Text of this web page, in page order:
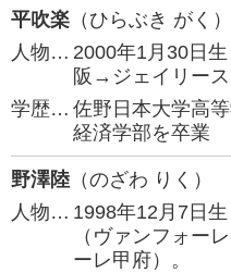
平吹楽 （ひらぶき がく）
人物… 2000年1月30日
阪→ジェイリース
学歴… 佐野日本大学高
経済学部を卒業
野澤陸 （のざわ りく）
人物… 1998年12月7日
（ヴァンフォー
ーレ甲府）。